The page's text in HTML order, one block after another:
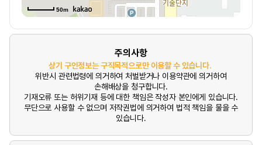
50m
주의사항
상기 구인정보는 구직목적으로만 이용할 수 있습니다.
위반시 관련법령에 의거하여 처벌받거나 이용약관에 의거하여
손해배상을 청구합니다.
기재오류 또는 허위기재 등에 대한 책임은 작성자 본인에게 있습니다.
무단으로 사용할 수 없으며 저작권법에 의거하여 법적 책임을 물을 수
있습니다.